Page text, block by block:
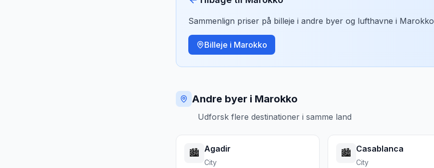
Sammenlign priser på billeje i andre byer og lufthavne i Marokko
Billeje i Marokko
Andre byer i Marokko
Udforsk flere destinationer i samme land
🏙️ Agadir
City
🏙️ Casablanca
City